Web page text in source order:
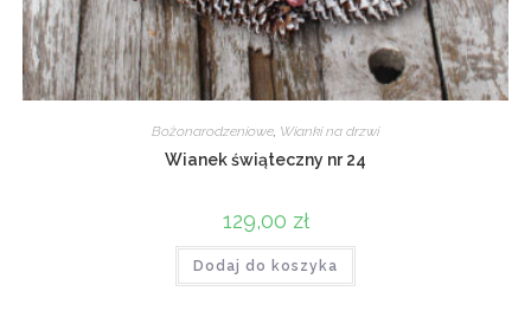
Bożonarodzeniowe Wianki na drzwi
Wianek świąteczny nr 24
129,00 zł
Dodaj do koszyka